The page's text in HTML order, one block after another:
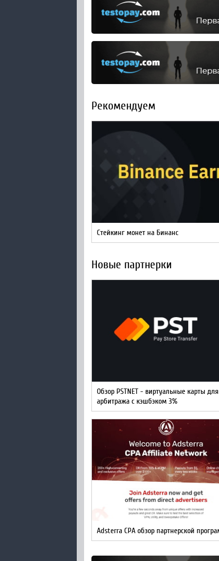
Рекомендуем
Стейкинг монет на Бинанс
Новые партнерки
Обзор PSTNET - виртуальные карты для
арбитража с кэшбэком 3%
Adsterra CPA обзор партнерской